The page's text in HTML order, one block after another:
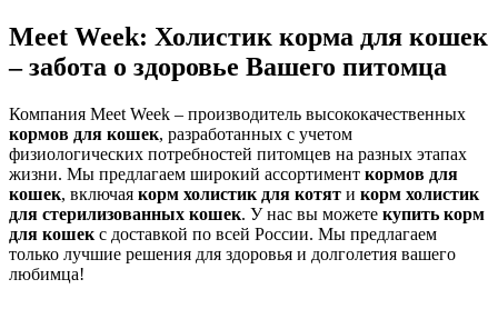
Meet Week: Холистик корма для кошек
– забота о здоровье Вашего питомца
Компания Meet Week – производитель высококачественных
кормов для кошек, разработанных с учетом
физиологических потребностей питомцев на разных этапах
жизни. Мы предлагаем широкий ассортимент кормов для
кошек, включая корм холистик для котят и корм холистик
для стерилизованных кошек. У нас вы можете купить корм
для кошек с доставкой по всей России. Мы предлагаем
только лучшие решения для здоровья и долголетия вашего
любимца!